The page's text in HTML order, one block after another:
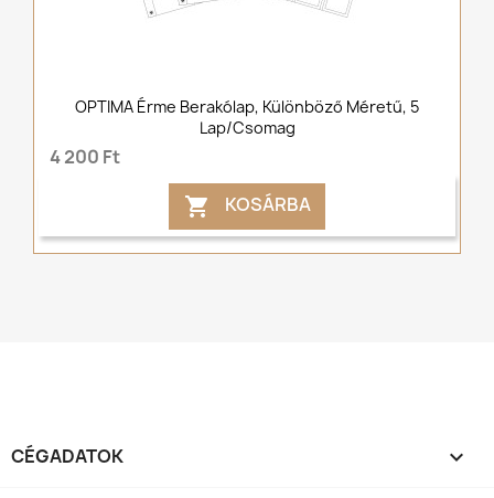
OPTIMA Érme Berakólap, Különböző Méretű, 5
Lap/csomag
4 200 Ft
 KOSÁRBA
CÉGADATOK 